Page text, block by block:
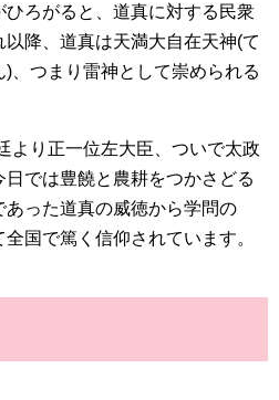
ろがると、道真に対する民衆
降、道真は天満大自在天神(て
、つまり雷神として崇められる
より正一位左大臣、ついで太政
では豊饒と農耕をつかさどる
った道真の威徳から学問の
国で篤く信仰されています。